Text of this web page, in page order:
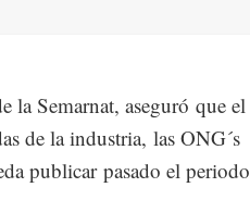
la Semarnat, aseguró que el
de la industria, las ONG´s
publicar pasado el periodo